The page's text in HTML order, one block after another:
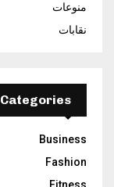
منوعات
نقابات
Categories
Business
Fashion